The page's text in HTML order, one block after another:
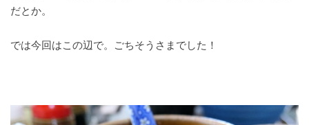
だとか。
では今回はこの辺で。ごちそうさまでした！